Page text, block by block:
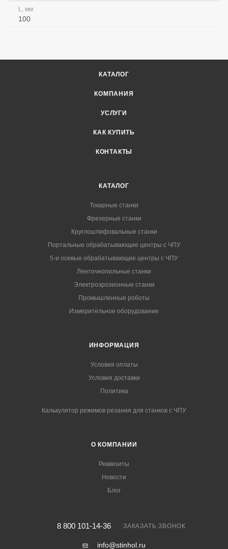
L, мм
100
КАТАЛОГ
КОМПАНИЯ
УСЛУГИ
КАК КУПИТЬ
КОНТАКТЫ
КАТАЛОГ
Токарные станки
Фрезерные станки
Круглошлифовальные станки
Портальные обрабатывающие центры с ЧПУ
5-и осевые обрабатывающие центры с ЧПУ
Ленточнопильные станки
Электроэрозионные станки
Промышленные роботы
Измерительное оборудование
ИНФОРМАЦИЯ
Условия оплаты
Условия доставки
Политика
Калькулятор режимов резания для станков с ЧПУ
О КОМПАНИИ
Реквизиты
Новости
Блог
8 800 101-14-36 ЗАКАЗАТЬ ЗВОНОК
info@stinhol.ru